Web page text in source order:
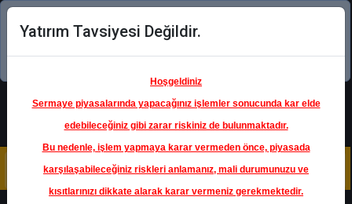
Şimdi uygulamayı indirin!
Yatırım Tavsiyesi Değildir.
Hoşgeldiniz
Sermaye piyasalarında yapacağınız işlemler sonucunda kar elde
edebileceğiniz gibi zarar riskiniz de bulunmaktadır.
Bu nedenle, işlem yapmaya karar vermeden önce, piyasada
karşılaşabileceğiniz riskleri anlamanız, mali durumunuzu ve
kısıtlarınızı dikkate alarak karar vermeniz gerekmektedir.